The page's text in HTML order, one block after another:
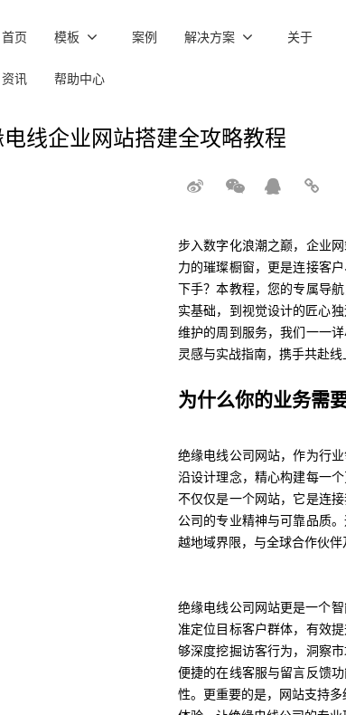
首页 模板 案例 解决方案 关于
资讯 帮助中心
线企业网站搭建全攻略教程
步入数字化浪潮之巅，企业
力的璀璨橱窗，更是连接客
下手？本教程，您的专属导
实基础，到视觉设计的匠心
维护的周到服务，我们一一
灵感与实战指南，携手共赴
为什么你的业务需
绝缘电线公司网站，作为行
沿设计理念，精心构建每一
不仅仅是一个网站，它是连
公司的专业精神与可靠品质
越地域界限，与全球合作伙伴
绝缘电线公司网站更是一个
准定位目标客户群体，有效
够深度挖掘访客行为，洞察
便捷的在线客服与留言反馈
性。更重要的是，网站支持